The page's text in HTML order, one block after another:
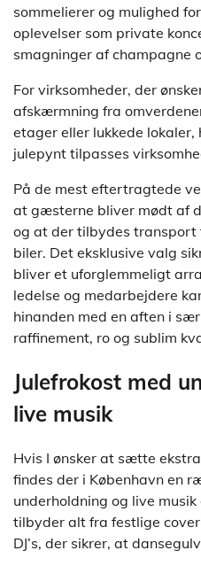
sommelierer og mulighed
oplevelser som private
smagninger af champagne
For virksomheder, der
afskærmning fra
etager eller lukkede
julepynt tilpasses
På de mest eftertragtede
at gæsterne bliver mødt af
og at der tilbydes transport
biler. Det eksklusive valg
bliver et uforglemmeligt
ledelse og medarbejdere
hinanden med en aften i
raffinement, ro og sublim
Julefrokost med
live musik
Hvis I ønsker at sætte
findes der i København en
underholdning og live
tilbyder alt fra festlige
DJ’s, der sikrer, at